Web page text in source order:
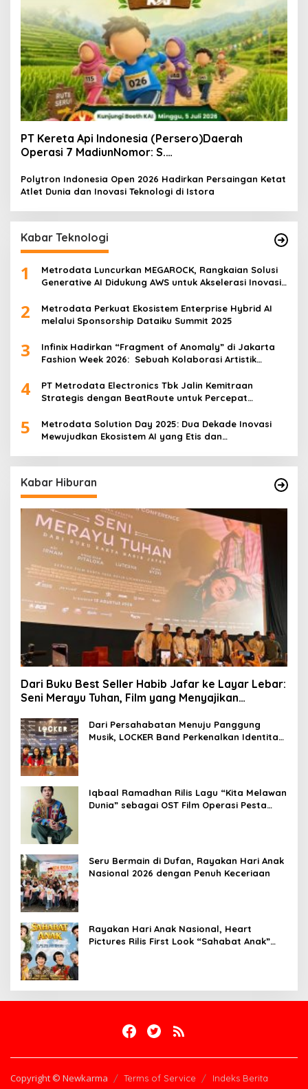
PT Kereta Api Indonesia (Persero)Daerah
Operasi 7 MadiunNomor: S.
Polytron Indonesia Open 2026 Hadirkan Persaingan Ketat
Atlet Dunia dan Inovasi Teknologi di Istora
Kabar Teknologi
1
Metrodata Luncurkan MEGAROCK, Rangkaian Solusi
Generative AI Didukung AWS untuk Akselerasi Inovasi
2
Metrodata Perkuat Ekosistem Enterprise Hybrid AI
melalui Sponsorship Dataiku Summit 2025
3
Infinix Hadirkan “Fragment of Anomaly” di Jakarta
Fashion Week 2026: Sebuah Kolaborasi Artistik
Eksperimen Robotik ‘R.AT.S’ Lab
4
PT Metrodata Electronics Tbk Jalin Kemitraan
Strategis dengan BeatRoute untuk Percepat
5
Metrodata Solution Day 2025: Dua Dekade Inovasi
Mewujudkan Ekosistem AI yang Etis dan
Kabar Hiburan
Dari Buku Best Seller Habib Jafar ke Layar Lebar:
Seni Merayu Tuhan, Film yang Menyajikan
Dari Persahabatan Menuju Panggung
Musik, LOCKER Band Perkenalkan Identitas
Iqbaal Ramadhan Rilis Lagu “Kita Melawan
Dunia” sebagai OST Film Operasi Pesta
Seru Bermain di Dufan, Rayakan Hari Anak
Nasional 2026 dengan Penuh Keceriaan
Rayakan Hari Anak Nasional, Heart
Pictures Rilis First Look “Sahabat Anak”
Copyright © Newkarma Terms of Service Indeks Berita